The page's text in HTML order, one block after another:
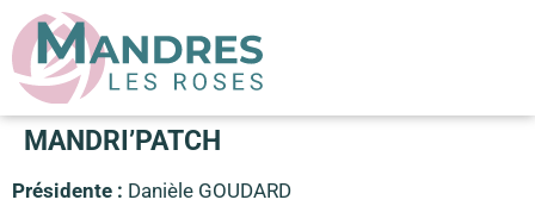
principal
MANDRI’PATCH
Présidente : Danièle GOUDARD